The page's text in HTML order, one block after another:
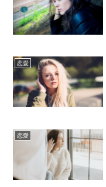
恋愛
恋愛